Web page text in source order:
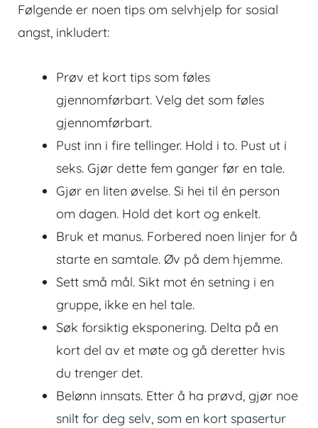
Følgende er noen tips om selvhjelp for sosial
angst, inkludert:
Prøv et kort tips som føles
gjennomførbart. Velg det som føles
gjennomførbart.
Pust inn i fire tellinger. Hold i to. Pust ut i
seks. Gjør dette fem ganger før en tale.
Gjør en liten øvelse. Si hei til én person
om dagen. Hold det kort og enkelt.
Bruk et manus. Forbered noen linjer for å
starte en samtale. Øv på dem hjemme.
Sett små mål. Sikt mot én setning i en
gruppe, ikke en hel tale.
Søk forsiktig eksponering. Delta på en
kort del av et møte og gå deretter hvis
du trenger det.
Belønn innsats. Etter å ha prøvd, gjør noe
snilt for deg selv, som en kort spasertur